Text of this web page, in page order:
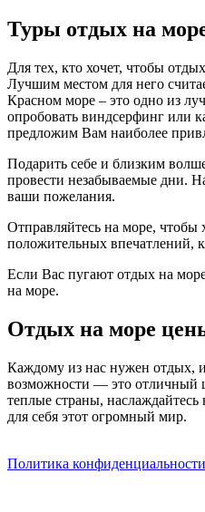
Туры отдых на
Для тех, кто хочет, чтобы
Лучшим местом для него
Красном море – это одно из
опробовать виндсерфинг или
предложим Вам наиболее
Подарить себе и близким
провести незабываемые дни.
ваши пожелания.
Отправляйтесь на море, чтобы
положительных впечатлений,
Если Вас пугают отдых на
на море.
Отдых на море
Каждому из нас нужен отдых,
возможности — это отличный
теплые страны,
для себя этот огромный мир.
Политика конфиденциальности